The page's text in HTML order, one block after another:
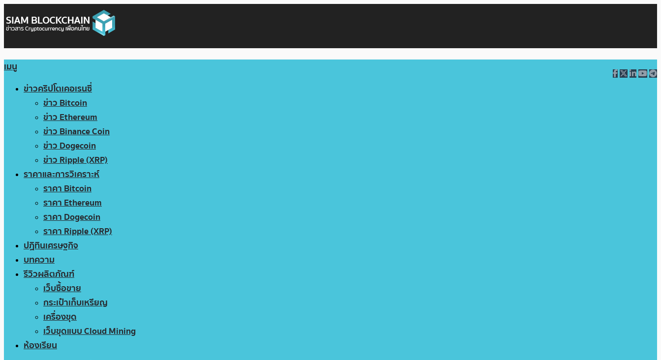
เมนู
ข่าวคริปโตเคอเรนซี่
ข่าว Bitcoin
ข่าว Ethereum
ข่าว Binance Coin
ข่าว Dogecoin
ข่าว Ripple (XRP)
ราคาและการวิเคราะห์
ราคา Bitcoin
ราคา Ethereum
ราคา Dogecoin
ราคา Ripple (XRP)
ปฏิทินเศรษฐกิจ
บทความ
รีวิวผลิตภัณฑ์
เว็บซื้อขาย
กระเป๋าเก็บเหรียญ
เครื่องขุด
เว็บขุดแบบ Cloud Mining
ห้องเรียน